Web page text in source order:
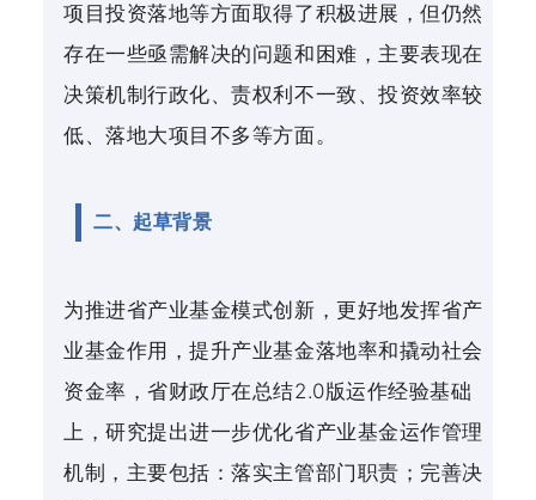
项目投资落地等方面取得了积极进展，但仍然
存在一些亟需解决的问题和困难，主要表现在
决策机制行政化、责权利不一致、投资效率较
低、落地大项目不多等方面。
二、起草背景
为推进省产业基金模式创新，更好地发挥省产
业基金作用，提升产业基金落地率和撬动社会
资金率，省财政厅在总结2.0版运作经验基础
上，研究提出进一步优化省产业基金运作管理
机制，主要包括：落实主管部门职责；完善决